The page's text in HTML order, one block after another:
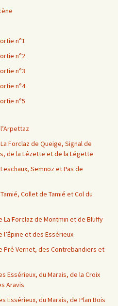
n°1
n°2
n°3
n°4
n°5
Forclaz de Queige, Signal de
de la Lézette et de la Légette
Semnoz et Pas de
Collet de Tamié et Col du
La Forclaz de Montmin et de Bluffy
l’Épine et des Essérieux
Pré Vernet, des Contrebandiers et
Essérieux, du Marais, de la Croix
Aravis
Essérieux, du Marais, de Plan Bois